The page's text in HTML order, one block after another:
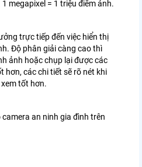
megapixel = 1 triệu điểm ảnh.
trực tiếp đến việc hiển thị
Độ phân giải càng cao thì
ảnh hoặc chụp lại được các
hơn, các chi tiết sẽ rõ nét khi
tốt hơn.
an ninh gia đình trên